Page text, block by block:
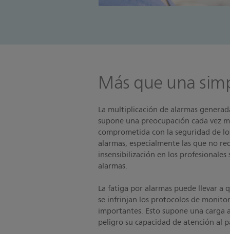
Más que una
La multiplicación de alarmas
supone una preocupación cada vez
comprometida con la seguridad de
alarmas, especialmente las que no
insensibilización en los
alarmas.
La fatiga por alarmas puede llevar a
se infrinjan los protocolos de
importantes. Esto supone una
peligro su capacidad de atención al